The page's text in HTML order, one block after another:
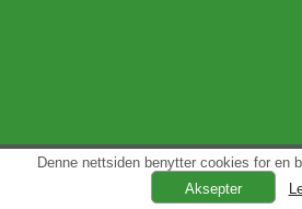
Denne nettsiden benytter cookies for en